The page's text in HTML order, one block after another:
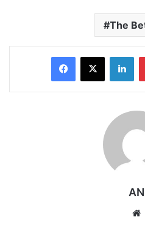
The
Facebook
X
AN